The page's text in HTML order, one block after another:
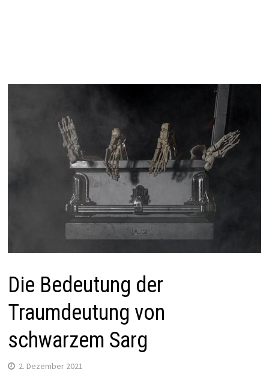
Die Bedeutung der
Traumdeutung von
schwarzem Sarg
2. Dezember 2021